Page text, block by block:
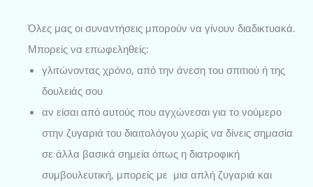
Όλες μας οι συναντήσεις μπορούν να γίνουν διαδικτυακά.
Μπορείς να επωφεληθείς:
γλιτώνοντας χρόνο, από την άνεση του σπιτιού ή της
δουλειάς σου
αν είσαι από αυτούς που αγχώνεσαι για το νούμερο
στην ζυγαριά του διαιτολόγου χωρίς να δίνεις σημασία
σε άλλα βασικά σημεία όπως η διατροφική
συμβουλευτική, μπορείς με μια απλή ζυγαριά και